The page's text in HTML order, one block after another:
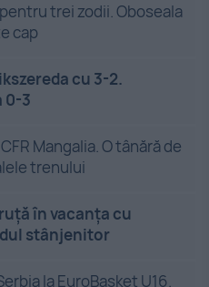
trei zodii. Oboseala
cap
cu 3-2.
0-3
Mangalia. O tânără de
trenului
în vacanța cu
stânjenitor
la EuroBasket U16.